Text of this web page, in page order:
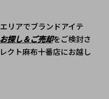
リアでブランドアイテ
お探し＆ご売却をご検討さ
クト麻布十番店にお越し